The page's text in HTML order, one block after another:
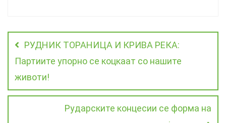
РУДНИК ТОРАНИЦА И КРИВА РЕКА:
Партиите упорно се коцкаат со нашите
животи!
Рударските концесии се форма на